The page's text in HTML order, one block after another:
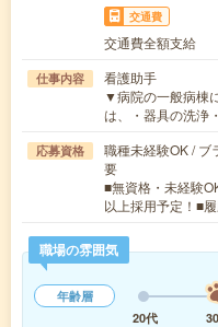
交通費
交通費全額支給
仕事内容
看護助手
▼病院の一般病棟
は、・器具の洗浄
応募資格
職種未経験OK / ブ
要
■無資格・未経験
以上採用予定！■
職場の雰囲気
年齢層
20代